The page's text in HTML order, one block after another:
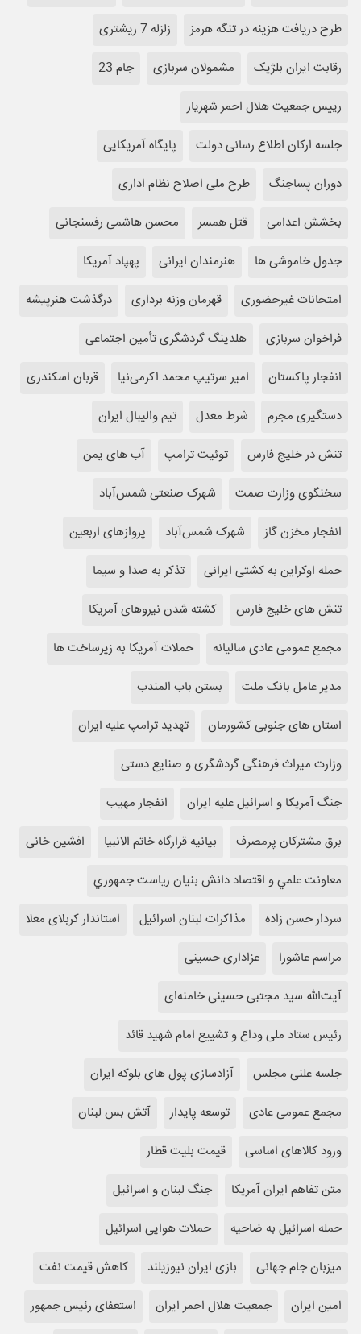
شهرک صنعتی شمس‌آباد
انفجار مخزن گاز
شهرک شمس‌آباد پروازهای اربعین
حمله اوکراین به کشتی ایرانی تذکر به صدا و سیما
تنش های خلیج فارس کشته شدن نیروهای آمریکا
مجمع عمومی عادی سالیانه
حملات آمریکا به زیرساخت ها
مدیر عامل بانک ملت
بستن باب المندب
استان های جنوبی کشورمان تهدید ترامپ علیه ایران
وزارت میراث فرهنگی گردشگری و صنایع دستی
جنگ آمریکا و اسرائیل علیه ایران انفجار مهیب
برق مشترکان پرمصرف بیانیه قرارگاه خاتم الانبیا افشین خانی
طرح دریافت هزینه در تنگه هرمز
معاونت علمي و اقتصاد دانش بنیان رياست جمهوري
سردار حسن زاده
مذاکرات لبنان اسرائیل استاندار کربلای معلا
زلزله 7 ریشتری
مراسم عاشورا
عزاداری حسینی
آیت‌الله سید مجتبی حسینی خامنه‌ای
رئیس ستاد ملی وداع و تشییع امام شهید قائد
جلسه علنی مجلس
آزادسازی پول های بلوکه ایران
مجمع عمومی عادی
توسعه پایدار آتش بس لبنان
ورود کالاهای اساسی قیمت بلیت قطار
متن تفاهم ایران آمریکا
رقابت ایران بلژیک مشمولان سربازی جام 23
جنگ لبنان و اسرائیل
حمله اسرائیل به ضاحیه
رییس جمعیت هلال احمر شهریار
حملات هوایی اسرائیل
جلسه ارکان اطلاع رسانی دولت
میزبان جام جهانی بازی ایران نیوزیلند کاهش قیمت نفت
پایگاه آمریکایی
دوران پساجنگ
امین ایران جمعیت هلال احمر ایران
استعفای رئیس جمهور
طرح ملی اصلاح نظام اداری
بخشش اعدامی قتل همسر محسن هاشمی رفسنجانی
جدول خاموشی ها هنرمندان ایرانی پهپاد آمریکا
امتحانات غیرحضوری قهرمان وزنه برداری
درگذشت هنرپیشه
فراخوان سربازی
هلدینگ گردشگری تأمین اجتماعی
انفجار پاکستان
امیر سرتیپ محمد اکرمی‌نیا قربان اسکندری
دستگیری مجرم شرط معدل
تیم والیبال ایران
تنش در خلیج فارس
توئیت ترامپ آب های یمن
سخنگوی وزارت صمت